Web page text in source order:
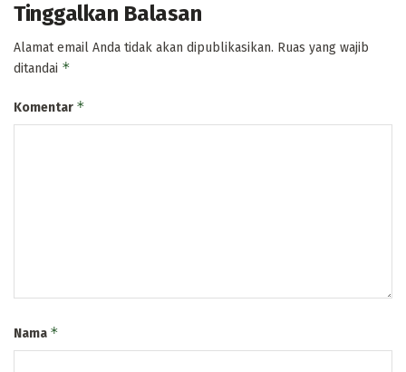
Tinggalkan Balasan
Alamat email Anda tidak akan dipublikasikan. Ruas yang wajib
ditandai *
Komentar *
Nama *